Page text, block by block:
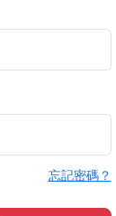
忘記密碼？